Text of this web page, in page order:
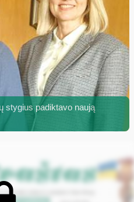
stygius padiktavo naują